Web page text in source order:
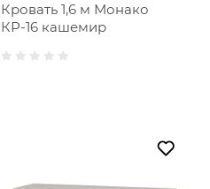
Кровать 1,6 м Монако
КР-16 кашемир